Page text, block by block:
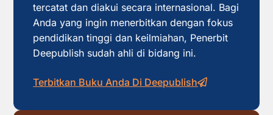
tercatat dan diakui secara internasional. Bagi
Anda yang ingin menerbitkan dengan fokus
pendidikan tinggi dan keilmiahan, Penerbit
Deepublish sudah ahli di bidang ini.
Terbitkan Buku Anda Di Deepublish